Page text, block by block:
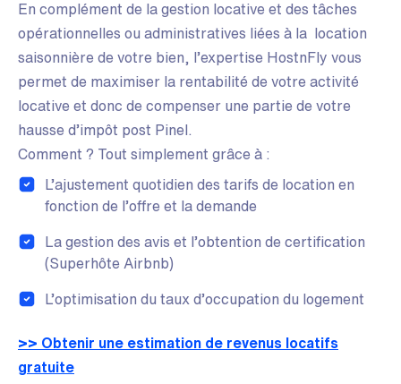
En complément de la gestion locative et des tâches
opérationnelles ou administratives liées à la location
saisonnière de votre bien, l’expertise HostnFly vous
permet de maximiser la rentabilité de votre activité
locative et donc de compenser une partie de votre
hausse d’impôt post Pinel.
Comment ? Tout simplement grâce à :
L’ajustement quotidien des tarifs de location en
fonction de l’offre et la demande
La gestion des avis et l’obtention de certification
(Superhôte Airbnb)
L’optimisation du taux d’occupation du logement
>> Obtenir une estimation de revenus locatifs
gratuite